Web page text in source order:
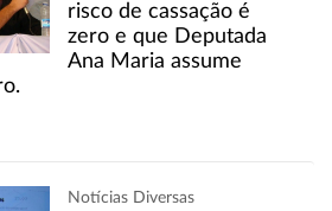
risco de cassação é
zero e que Deputada
Ana Maria assume
Notícias Diversas